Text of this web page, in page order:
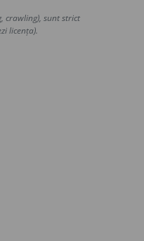
crawling), sunt strict
licența).